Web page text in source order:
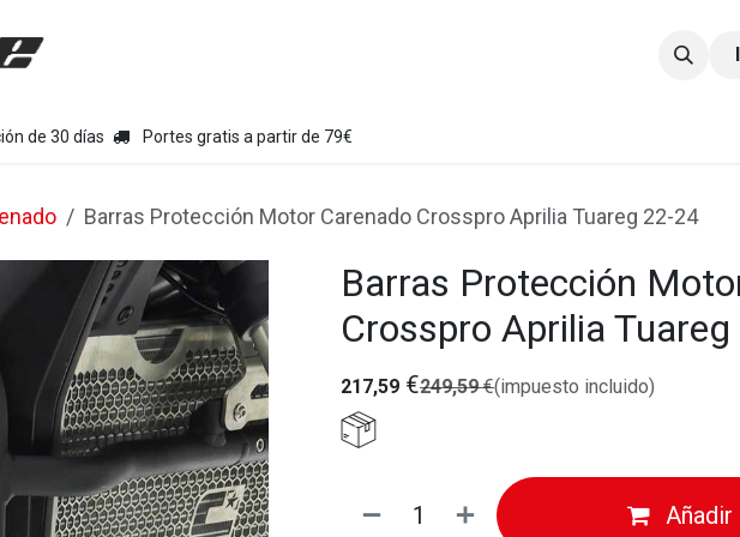
moto
de 30 días Portes gratis a partir de 79€
Barras Protección Motor Carenado Crosspro Aprilia Tuareg 22-24
Barras Protección
Crosspro Aprilia
217,59 €249,59€(impuesto incluido)